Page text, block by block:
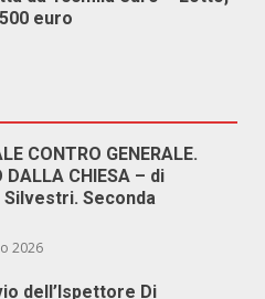
euro
CONTRO GENERALE.
DALLA CHIESA – di
Silvestri. Seconda
2026
dell’Ispettore Di